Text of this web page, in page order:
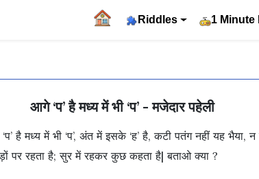
Riddles 1 Minute
आगे ‘प’ है मध्य में भी ‘प’ - मजेदार पहेली
है मध्य में भी ‘प’, अंत में इसके ‘ह’ है, कटी पतंग नहीं यह भैया, न
पर रहता है; सुर में रहकर कुछ कहता है| बताओ क्या ?